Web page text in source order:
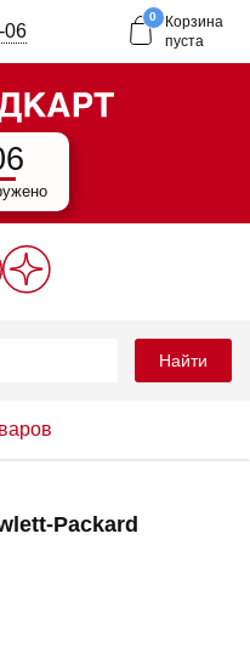
06
0
Корзина
пуста
Найти
Packard